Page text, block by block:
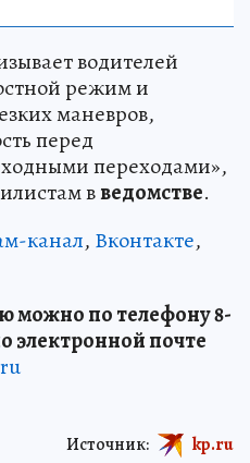
водителей
режим и
маневров,
перед
переходами»,
введомстве.
канал, Вконтакте,
можно по телефону 8-
электронной почте
Источник: kp.ru